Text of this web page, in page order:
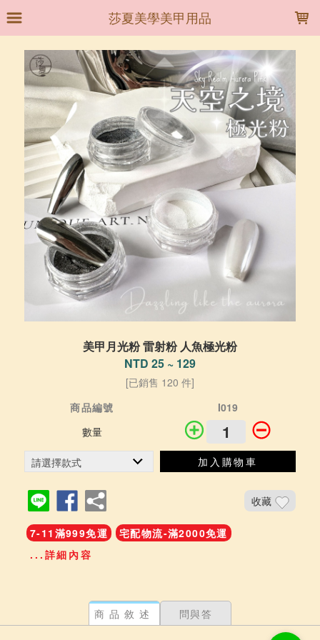
莎夏美學美甲用品
美甲月光粉 雷射粉 人魚極光粉
NTD 25 ~ 129
[已銷售 120 件]
商品編號
I019
數量
加入購物車
收藏
7-11滿999免運
宅配物流-滿2000免運
...詳細內容
商品敘述 問與答